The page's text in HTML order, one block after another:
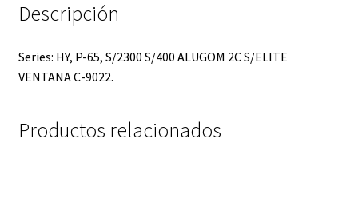
Descripción
Series: HY, P-65, S/2300 S/400 ALUGOM 2C S/ELITE
VENTANA C-9022.
Productos relacionados